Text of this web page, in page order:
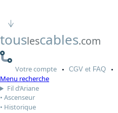
touslescables.com
Votrecompte CGV et FAQ
Menu recherche
Fil d’Ariane
Ascenseur
Historique